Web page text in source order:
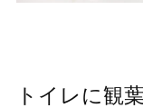
トイレに観